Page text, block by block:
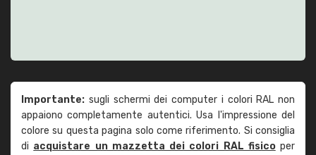
Importante: sugli schermi dei computer i colori RAL non
appaiono completamente autentici. Usa l'impressione del
colore su questa pagina solo come riferimento. Si consiglia
di acquistare un mazzetta dei colori RAL fisicoper